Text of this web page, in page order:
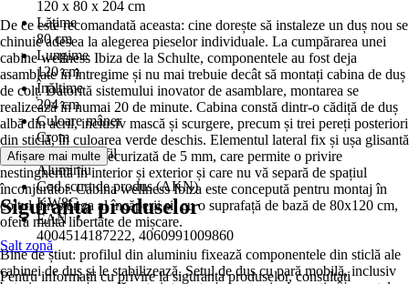
120 x 80 x 204 cm
Lăţime
80 cm
Lungime
120 cm
Înălţime
204 cm
Culoare mâner
Crom
Culoare profil
Aluminiu
Cod scurt de produs (AKN)
KW8C
EAN
4004514187222, 4060991009860
De ce este recomandată aceasta: cine dorește să instaleze un duș nou se
chinuie adesea la alegerea pieselor individuale. La cumpărarea unei
cabine wellness Ibiza de la Schulte, componentele au fost deja
asamblate în întregime și nu mai trebuie decât să montați cabina de duș
de colț. Datorită sistemului inovator de asamblare, montarea se
realizează în numai 20 de minute. Cabina constă dintr-o cădiță de duș
albă din acril, inclusiv mască și scurgere, precum și trei pereți posteriori
din sticlă, în culoarea verde deschis. Elementul lateral fix și ușa glisantă
constau din sticlă securizată de 5 mm, care permite o privire
nestingherită în interior și exterior și care nu vă separă de spațiul
înconjurător. Cabina wellness Ibiza este concepută pentru montaj în
colțul din stânga al încăperii și, cu o suprafață de bază de 80x120 cm,
oferă multă libertate de mișcare.
Bine de știut: profilul din aluminiu fixează componentele din sticlă ale
cabinei de duș și le stabilizează. Setul de duș cu pară mobilă, inclusiv
Afișare mai multe
Siguranța produselor
Salt zonă
Pentru informații cu privire la siguranța produselor, consultați